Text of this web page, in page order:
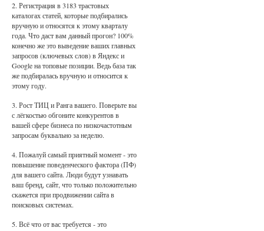
2. Регистрация в 3183 трастовых
каталогах статей, которые подбирались
вручную и относятся к этому кварталу
года. Что даст вам данный прогон? 100%
конечно же это выведение ваших главных
запросов (ключевых слов) в Яндекс и
Google на топовые позиции. Ведь база так
же подбиралась вручную и относится к
этому году.
3. Рост ТИЦ и Ранга вашего. Поверьте вы
с лёгкостью обгоните конкурентов в
вашей сфере бизнеса по низкочастотным
запросам буквально за неделю.
4. Пожалуй самый приятный момент - это
повышение поведенческого фактора (ПФ)
для вашего сайта. Люди будут узнавать
ваш бренд, сайт, что только положительно
скажется при продвижении сайта в
поисковых системах.
5. Всё что от вас требуется - это